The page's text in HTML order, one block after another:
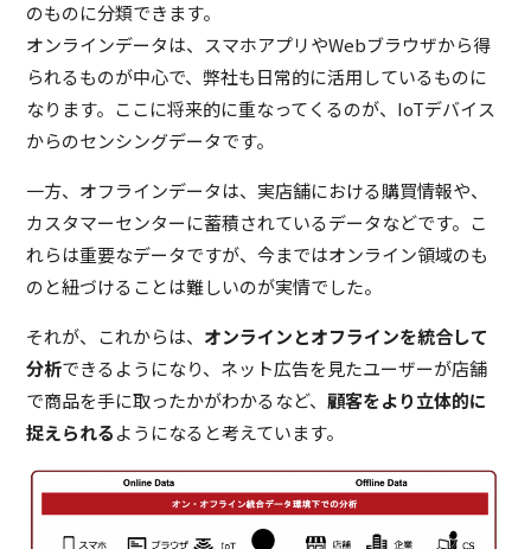
のものに分類できます。
オンラインデータは、スマホアプリやWebブラウザから得
られるものが中心で、弊社も日常的に活用しているものに
なります。ここに将来的に重なってくるのが、IoTデバイス
からのセンシングデータです。
一方、オフラインデータは、実店舗における購買情報や、
カスタマーセンターに蓄積されているデータなどです。こ
れらは重要なデータですが、今まではオンライン領域のも
のと紐づけることは難しいのが実情でした。
それが、これからは、 オンラインとオフラインを統合して
分析できるようになり、ネット広告を見たユーザーが店舗
で商品を手に取ったかがわかるなど、顧客をより立体的に
捉えられるようになると考えています。